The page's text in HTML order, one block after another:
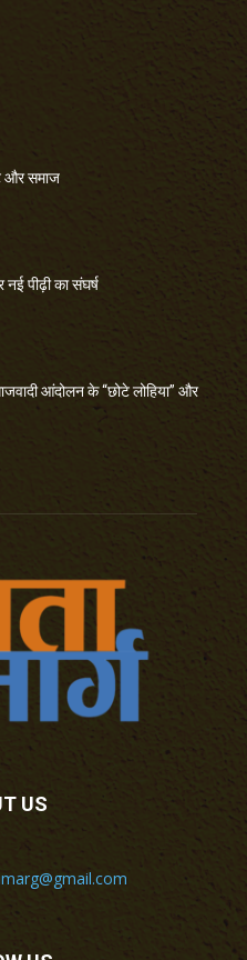
और समाज
पीढ़ी का संघर्ष
आंदोलन के “छोटे लोहिया” और
US